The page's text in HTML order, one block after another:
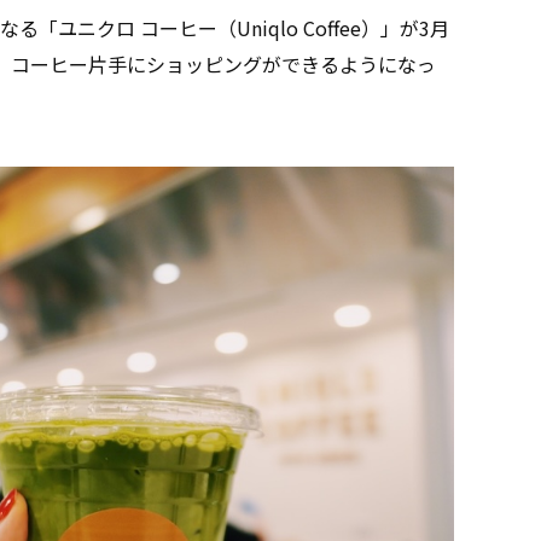
る「ユニクロ コーヒー（Uniqlo Coffee）」が3月
ーヒー片手にショッピングができるようになっ